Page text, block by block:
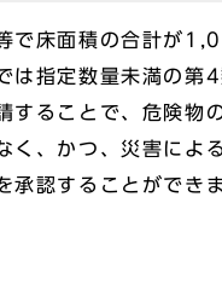
で床面積の合計が
は指定数量未満の
することで、危険
く、かつ、災害によ
承認することができま